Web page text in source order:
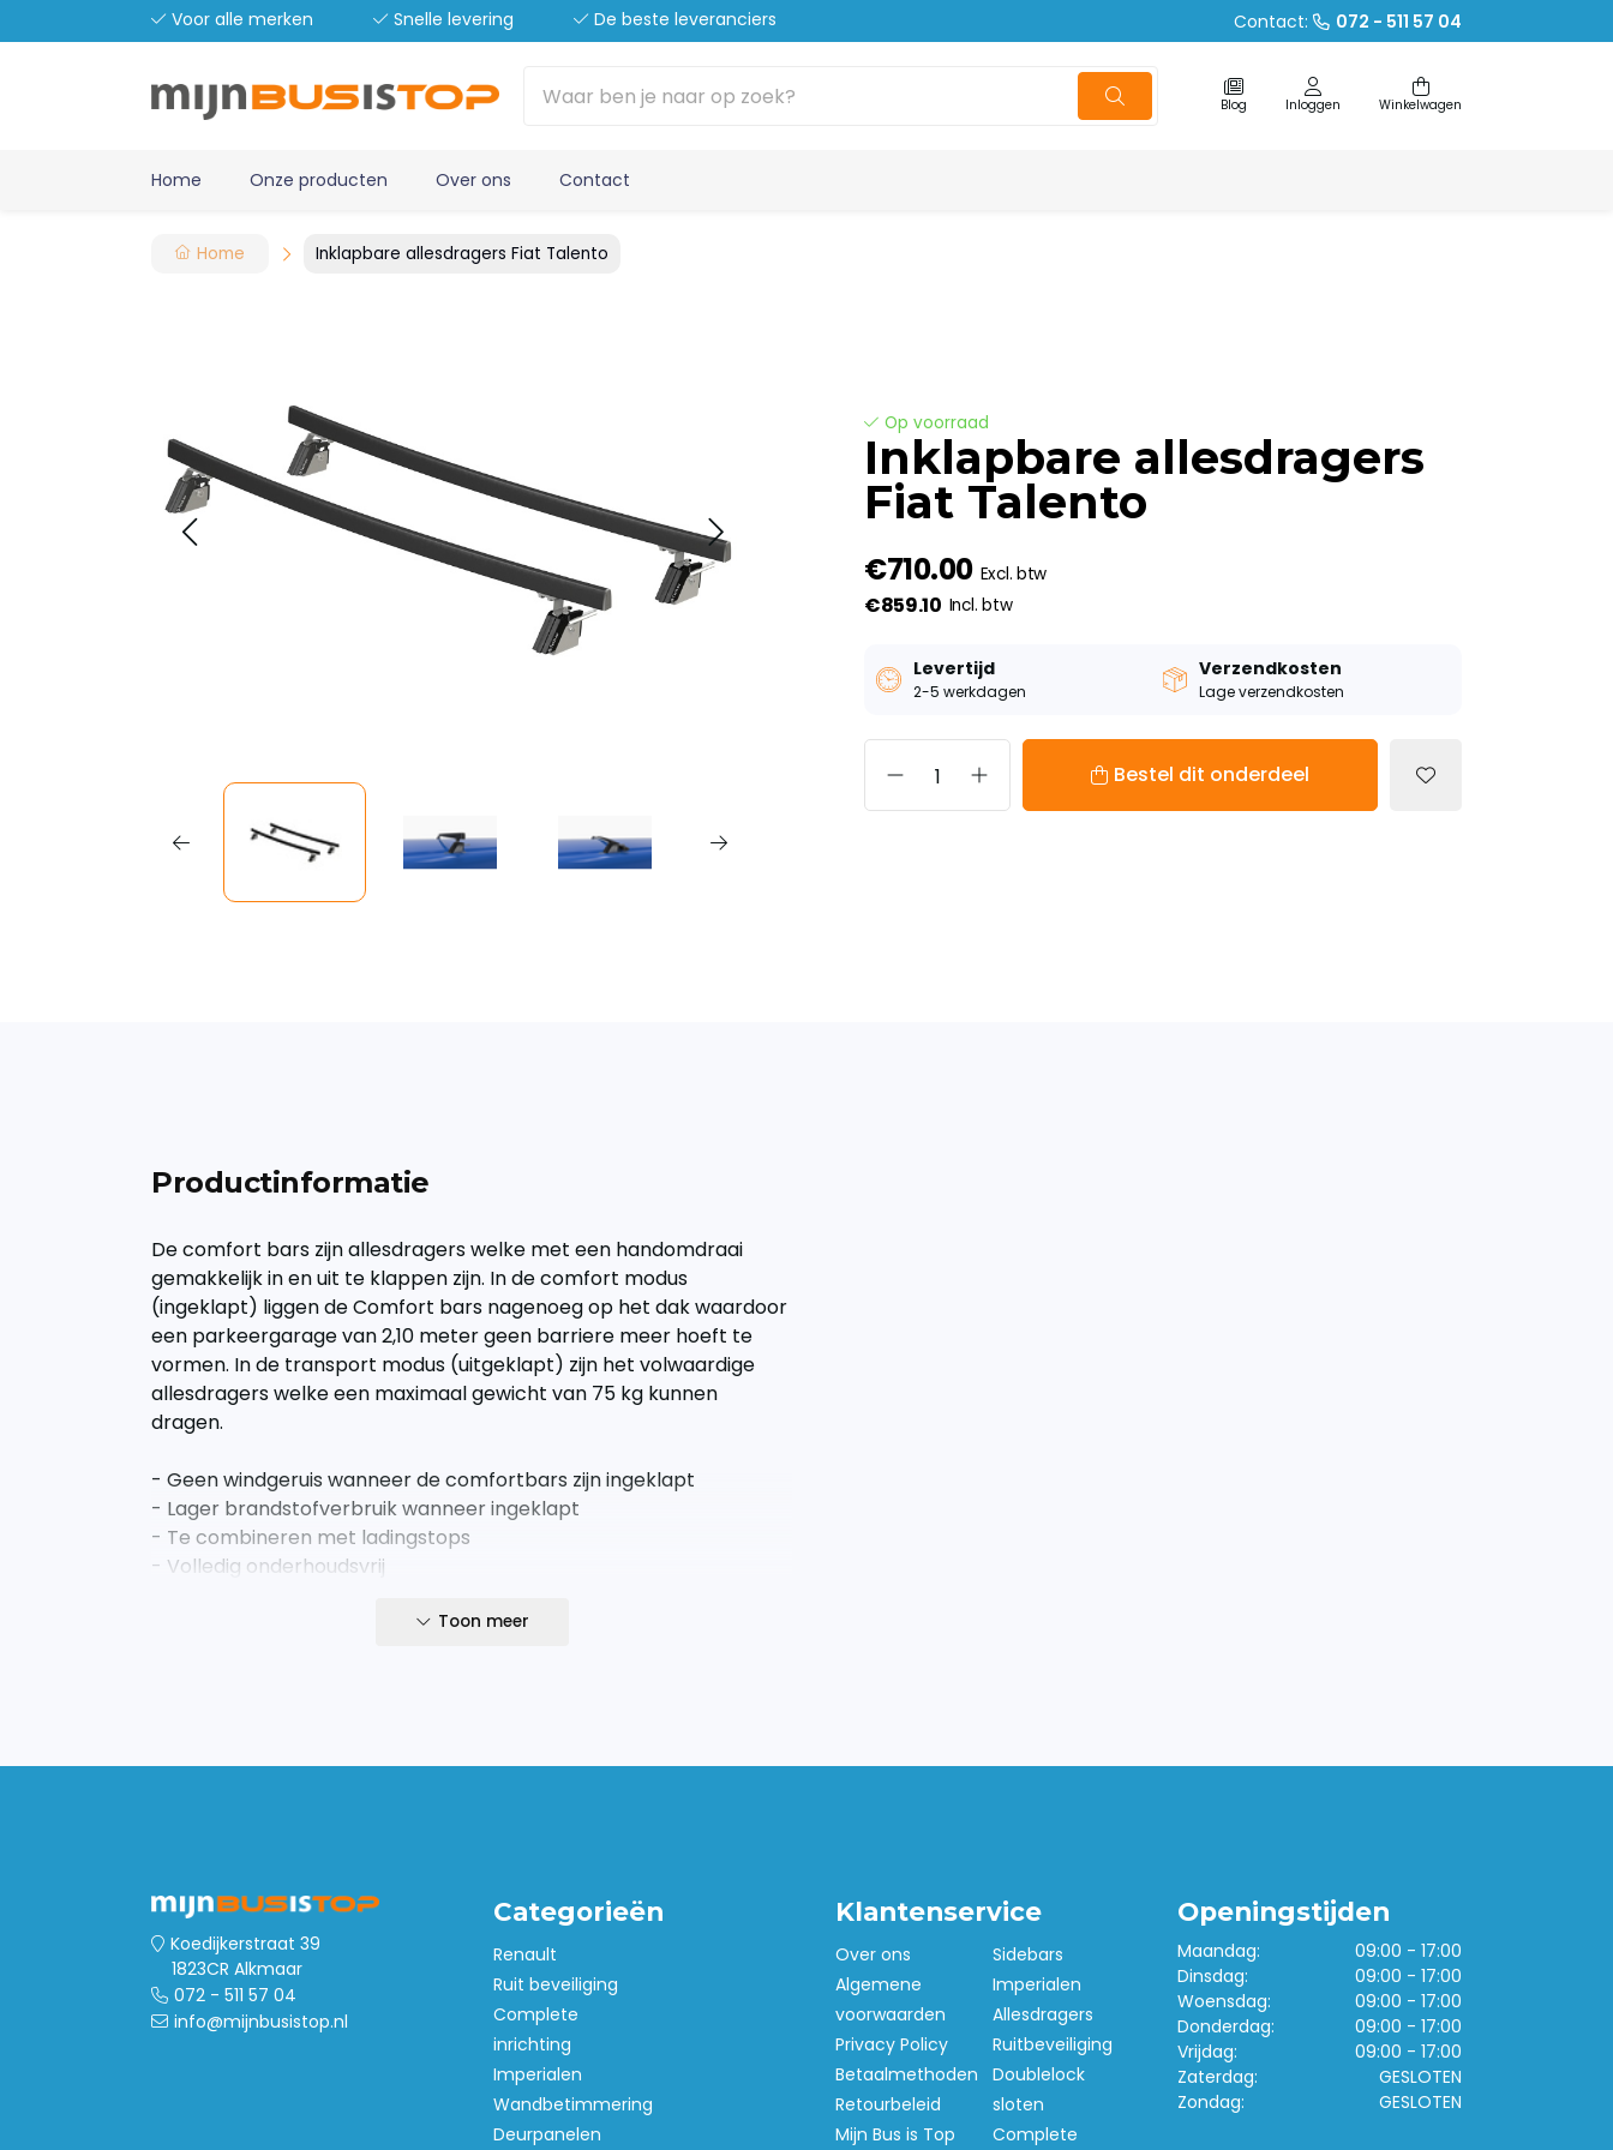
Voor alle merken Snelle levering De beste leveranciers Contact: 072 - 511 57 04
Blog Inloggen Winkelwagen
Home Onze producten Over ons Contact
Home Inklapbare allesdragers Fiat Talento
Op voorraad
Inklapbare allesdragers
Fiat Talento
€710.00 Excl. btw
€859.10 Incl. btw
Levertijd
2-5 werkdagen
Verzendkosten
Lage verzendkosten
Bestel dit onderdeel
Productinformatie
De comfort bars zijn allesdragers welke met een handomdraai
gemakkelijk in en uit te klappen zijn. In de comfort modus
(ingeklapt) liggen de Comfort bars nagenoeg op het dak waardoor
een parkeergarage van 2,10 meter geen barriere meer hoeft te
vormen. In de transport modus (uitgeklapt) zijn het volwaardige
allesdragers welke een maximaal gewicht van 75 kg kunnen
dragen.
- Geen windgeruis wanneer de comfortbars zijn ingeklapt
- Lager brandstofverbruik wanneer ingeklapt
- Te combineren met ladingstops
- Volledig onderhoudsvrij
Toon meer
Koedijkerstraat 39
1823CR Alkmaar
072 - 511 57 04
info@mijnbusistop.nl
Categorieën
Renault
Ruit beveiliging
Complete
inrichting
Imperialen
Wandbetimmering
Deurpanelen
Klantenservice
Over ons
Algemene
voorwaarden
Privacy Policy
Betaalmethoden
Retourbeleid
Mijn Bus is Top
Sidebars
Imperialen
Allesdragers
Ruitbeveiliging
Doublelock
sloten
Complete
Openingstijden
Maandag:
09:00 - 17:00
Dinsdag:
09:00 - 17:00
Woensdag:
09:00 - 17:00
Donderdag:
09:00 - 17:00
Vrijdag:
09:00 - 17:00
Zaterdag:
GESLOTEN
Zondag:
GESLOTEN